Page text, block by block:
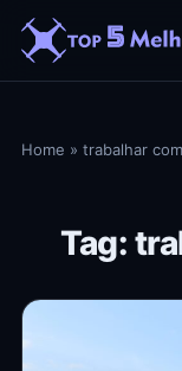
Contato
Home » trabalhar
Tag: